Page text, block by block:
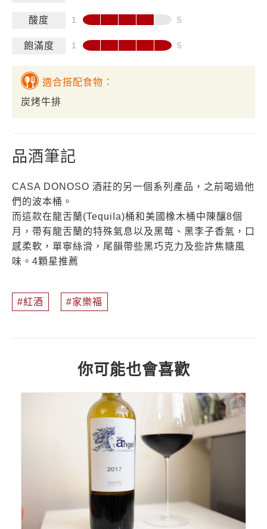
酸度
飽滿度
適合搭配食物：
炭烤牛排
品酒筆記
CASA DONOSO 酒莊的另一個系列產品，之前喝過他
們的波本桶。
而這款在龍舌蘭(TequiIa)桶和美國橡木桶中陳釀8個
月，帶有龍舌蘭的特殊氣息以及黑莓、黑李子香氣，口
感柔軟，單寧絲滑，尾韻帶些黑巧克力及些許焦糖風
味。4顆星推薦
紅酒 家樂福
你可能也會喜歡